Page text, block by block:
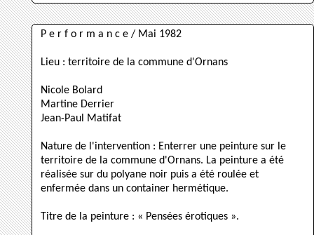
P e r f o r m a n c e / Mai 1982
Lieu : territoire de la commune d'Ornans
Nicole Bolard
Martine Derrier
Jean-Paul Matifat
Nature de l'intervention : Enterrer une peinture sur le
territoire de la commune d'Ornans. La peinture a été
réalisée sur du polyane noir puis a été roulée et
enfermée dans un container hermétique.
Titre de la peinture : « Pensées érotiques ».